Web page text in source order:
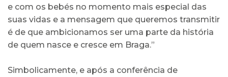
e com os bebés no momento mais especial das
suas vidas e a mensagem que queremos transmitir
é de que ambicionamos ser uma parte da história
de quem nasce e cresce em Braga.”
Simbolicamente, e após a conferência de